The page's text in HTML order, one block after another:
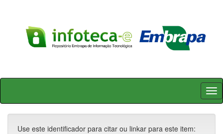
Skip
Use este identificador para citar ou linkar para este item: